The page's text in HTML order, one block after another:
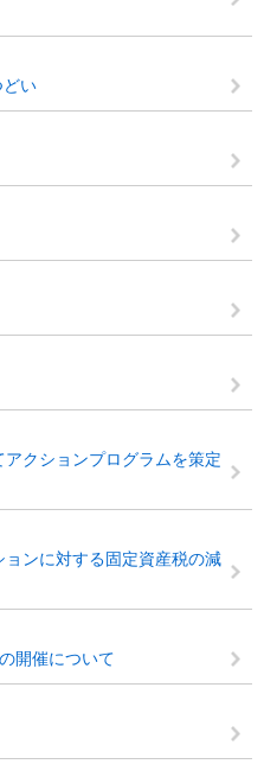
い
クションプログラムを策定
ンに対する固定資産税の減
開催について